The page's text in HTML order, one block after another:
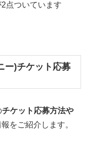
点ついています
ー)チケット応募
チケット応募方法や
をご紹介します。